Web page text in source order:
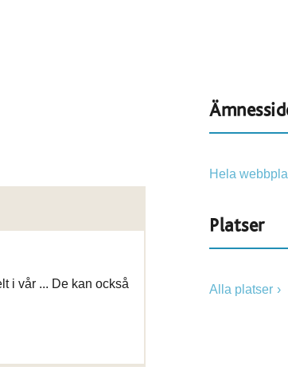
i vår ... De kan också
Hela
Platser
Alla platser